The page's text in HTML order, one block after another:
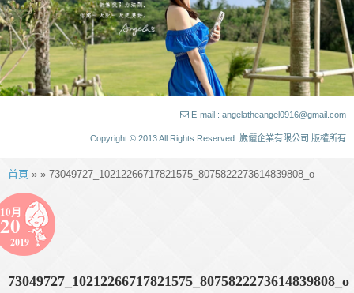
E-mail : angelatheangel0916@gmail.com
Copyright © 2013 All Rights Reserved. 崴儷企業有限公司 版權所有
首頁 » » 73049727_10212266717821575_8075822273614839808_o
10月
20
2019
73049727_10212266717821575_8075822273614839808_o